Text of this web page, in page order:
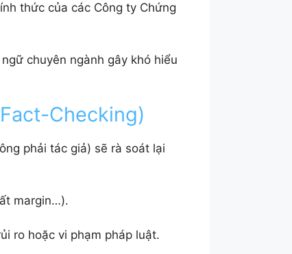
thức của các Công ty Chứng
chuyên ngành gây khó hiểu
Checking)
phải tác giả) sẽ rà soát lại
margin…).
ro hoặc vi phạm pháp luật.